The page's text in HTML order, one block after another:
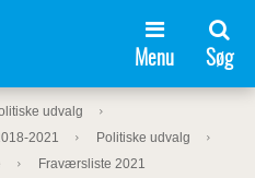
Menu Søg
udvalg
2021
Politiske udvalg
Fraværsliste 2021